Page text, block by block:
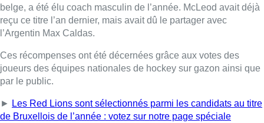
belge, a été élu coach masculin de l’année. McLeod avait déjà
reçu ce titre l’an dernier, mais avait dû le partager avec
l’Argentin Max Caldas.
Ces récompenses ont été décernées grâce aux votes des
joueurs des équipes nationales de hockey sur gazon ainsi que
par le public.
►
Les Red Lions sont sélectionnés parmi les candidats au titre
de Bruxellois de l’année : votez sur notre page spéciale